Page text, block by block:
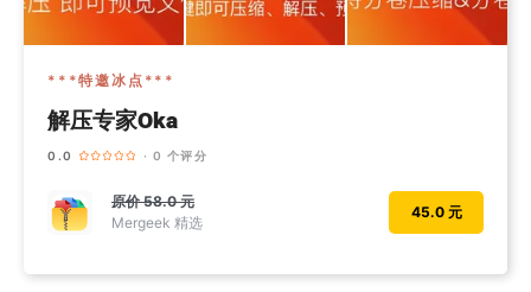
***特邀冰点***
解压专家Oka
0.0 · 0 个评分
原价58.0 元
Mergeek 精选
45.0 元